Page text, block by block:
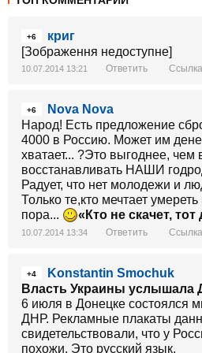
+6
криг
[Зображення недоступне]
10.07.2014 13:21 Ответить Ссылка
+6
Nova Nova
Народ! Есть предложение
4000 в Россию. Может им
хватает... ?Это выгоднее, чем
восстанавливать НАШИ
Радует, что нет молодежи и
Только те,кто мечтает
пора...
«Кто не скачет, тот
10.07.2014 13:34 Ответить Ссылка
+4
Konstantin Smochuk
Власть Украины услышала
6 июля в Донецке состоялся
ДНР. Рекламные плакаты
свидетельствовали, что у
похожи. Это русский язык.